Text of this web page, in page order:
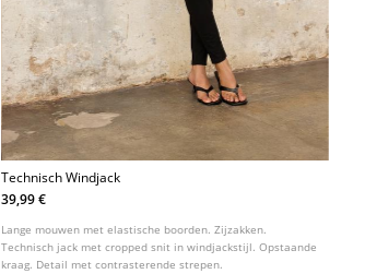
Technisch Windjack
39,99 €
Lange mouwen met elastische boorden. Zijzakken.
Technisch jack met cropped snit in windjackstijl. Opstaande
kraag. Detail met contrasterende strepen.